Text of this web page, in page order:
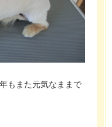
もまた元気なままで